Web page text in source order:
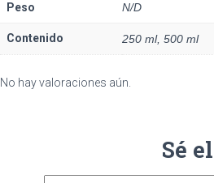
Peso N/D
Contenido 250 ml, 500 ml
No hay valoraciones aún.
Sé